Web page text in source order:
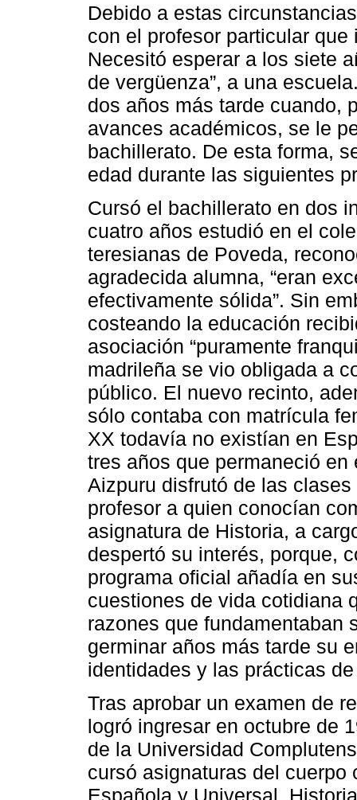
Debido a estas
con el profesor particular
Necesitó esperar a los siete
de vergüenza”, a una
dos años más tarde cuando,
avances académicos, se le
bachillerato. De esta forma,
edad durante las siguientes
Cursó el bachillerato en dos
cuatro años estudió en el
teresianas de Poveda,
agradecida alumna, “eran
efectivamente sólida”. Sin
costeando la educación
asociación “puramente
madrileña se vio obligada a
público. El nuevo recinto,
sólo contaba con matrícula
XX todavía no existían en
tres años que permaneció
Aizpuru disfrutó de las
profesor a quien conocían
asignatura de Historia, a
despertó su interés, porque,
programa oficial añadía en
cuestiones de vida cotidiana
razones que fundamentaban
germinar años más tarde su
identidades y las prácticas
Tras aprobar un examen de
logró ingresar en octubre de
de la Universidad
cursó asignaturas del cuerpo
Española y Universal,